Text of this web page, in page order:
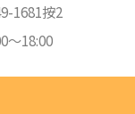
1681按2
～18:00